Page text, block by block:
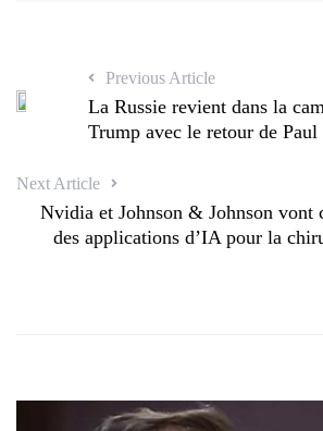
Previous Article
La Russie revient dans la
Trump avec le retour de
Next Article
Nvidia et Johnson & Johnson vont
des applications d’IA pour la